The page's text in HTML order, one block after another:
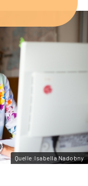
Quelle:Isabella Nadobny